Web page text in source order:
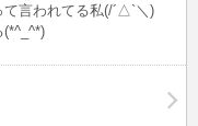
言われてる私(/´△`＼)
(*^_^*)